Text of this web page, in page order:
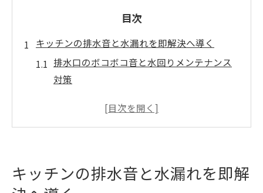
目次
キッチンの排水音と水漏れを即解決へ導く
排水口のボコボコ音と水回りメンテナンス
対策
水回りメンテナンスで安心なキッチン環境
を保つ方法
キッチンの排水音と水漏れを即解